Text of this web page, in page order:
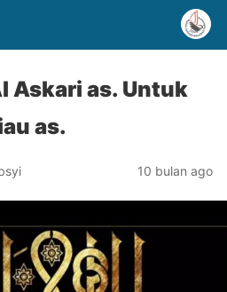
Askari as. Untuk
as.
10 bulan ago